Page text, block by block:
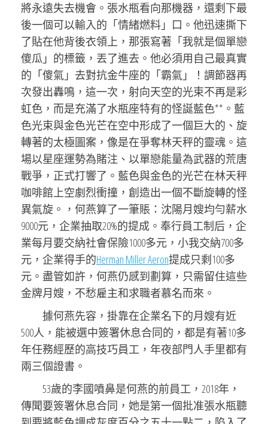
將永遠失去機會。張水瓶看向那機器，還剩下最
後一個可以輸入的「情緒燃料」口。他迅速撕下
了貼在他背後衣領上，那張寫著「我就是個單戀
傻瓜」的標籤，丟了進去。他必須用自己最真實
的「傻氣」去對抗金牛座的「霸氣」！調節器再
次發出轟鳴，這一次，射向天空的光束不再是彩
虹色，而是充滿了水瓶座特有的怪誕藍色**。藍
色光束與金色光芒在空中形成了一個巨大的、旋
轉著的太極圖案，像是在爭奪林天秤的靈魂。這
場以星座運勢為賭注、以單戀能量為武器的荒唐
戰爭，正式打響了。藍色與金色的光芒在林天秤
咖啡館上空劇烈衝撞，創造出一個不斷旋轉的怪
異氣旋。，何燕算了一筆賬：沈陽月嫂均勻薪水
9000元，企業抽取20%的提成。奉行員工制后，企
業每月要交納社會保險1000多元，小我交納700多
元，企業得手的Herman Miller Aeron提成只剩100多
元。盡管如許，何燕仍感到劃算，只需留住這些
金牌月嫂，不愁雇主和求職者慕名而來。
據何燕先容，掛靠在企業名下的月嫂有近
500人，能被選中簽署休息合同的，都是有著10多
年任務經歷的高技巧員工，年夜部門人手里都有
兩三個證書。
53歲的李國噴鼻是何燕的前員工，2018年，
傳聞要簽署休息合同，她是第一個批准張水瓶聽